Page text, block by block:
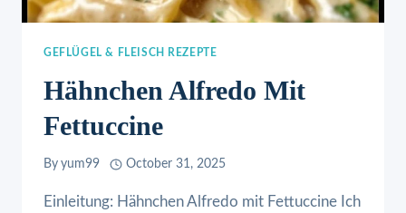
GEFLÜGEL & FLEISCH REZEPTE
Hähnchen Alfredo Mit
Fettuccine
By yum99 October 31, 2025
Einleitung: Hähnchen Alfredo mit Fettuccine Ich